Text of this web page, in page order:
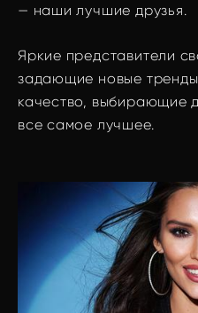
— наши лучшие друзья.
Яркие представители
задающие новые
качество, выбирающие
все самое лучшее.